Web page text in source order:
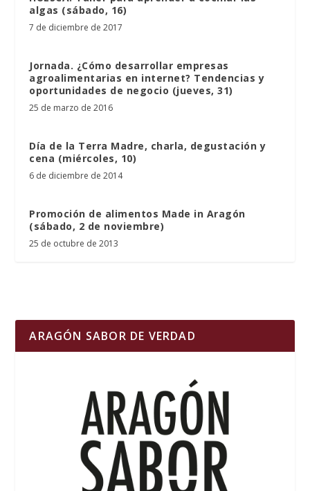
algas (sábado, 16)
7 de diciembre de 2017
Jornada. ¿Cómo desarrollar empresas
agroalimentarias en internet? Tendencias y
oportunidades de negocio (jueves, 31)
25 de marzo de 2016
Día de la Terra Madre, charla, degustación y
cena (miércoles, 10)
6 de diciembre de 2014
Promoción de alimentos Made in Aragón
(sábado, 2 de noviembre)
25 de octubre de 2013
ARAGÓN SABOR DE VERDAD